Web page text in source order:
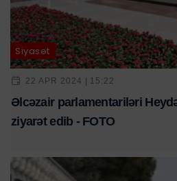
Siyasət
22 APR 2024 | 15:22
Əlcəzair parlamentariləri
ziyarət edib - FOTO